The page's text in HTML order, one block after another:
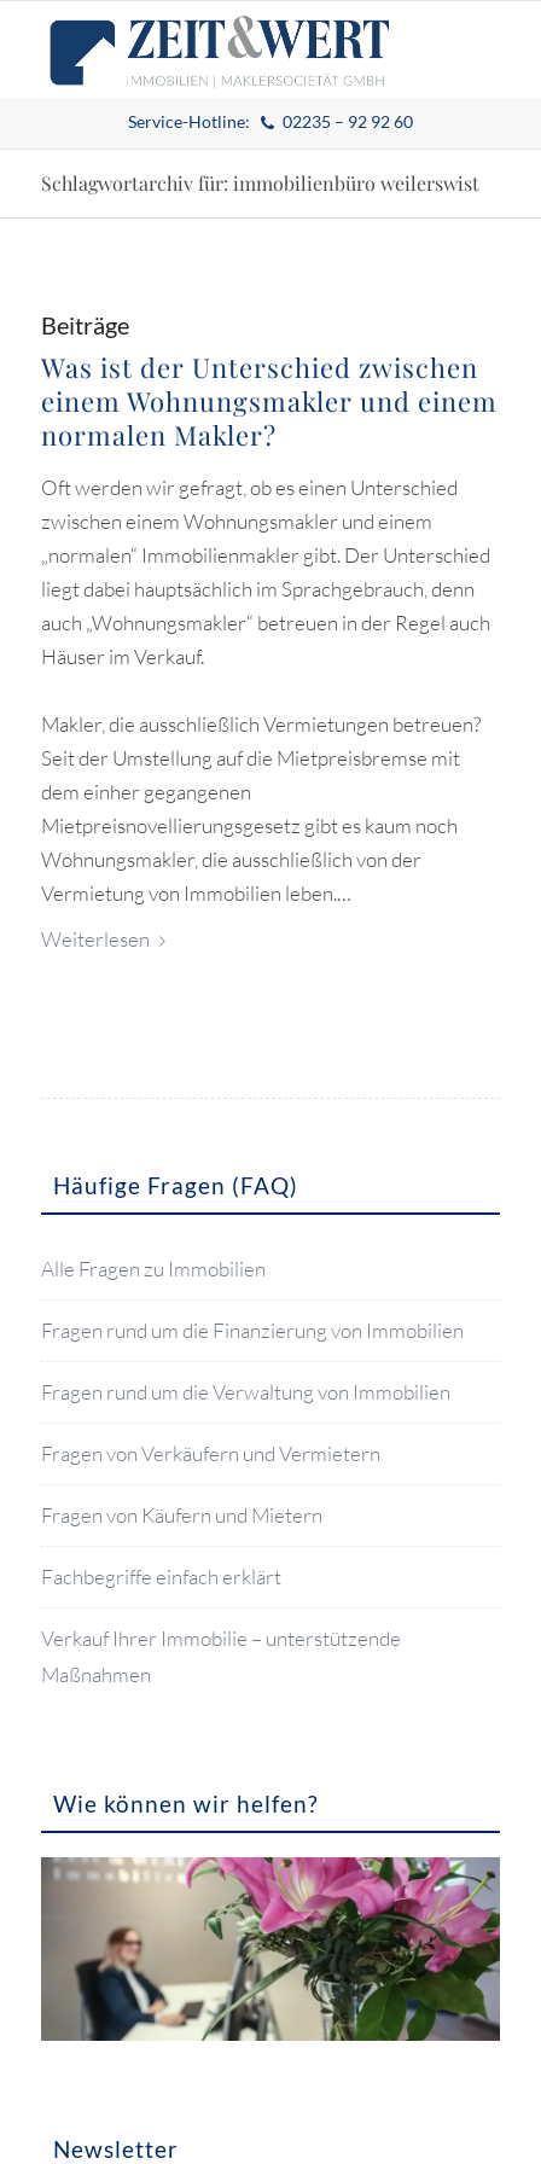
Service-Hotline: 02235 – 92 92 60
Schlagwortarchiv für: immobilienbüro weilerswist
Beiträge
Was ist der Unterschied zwischen
einem Wohnungsmakler und einem
normalen Makler?
Oft werden wir gefragt, ob es einen Unterschied
zwischen einem Wohnungsmakler und einem
„normalen“ Immobilienmakler gibt. Der Unterschied
liegt dabei hauptsächlich im Sprachgebrauch, denn
auch „Wohnungsmakler“ betreuen in der Regel auch
Häuser im Verkauf.
Makler, die ausschließlich Vermietungen betreuen?
Seit der Umstellung auf die Mietpreisbremse mit
dem einher gegangenen
Mietpreisnovellierungsgesetz gibt es kaum noch
Wohnungsmakler, die ausschließlich von der
Vermietung von Immobilien leben.…
Weiterlesen
Häufige Fragen (FAQ)
Alle Fragen zu Immobilien
Fragen rund um die Finanzierung von Immobilien
Fragen rund um die Verwaltung von Immobilien
Fragen von Verkäufern und Vermietern
Fragen von Käufern und Mietern
Fachbegriffe einfach erklärt
Verkauf Ihrer Immobilie – unterstützende
Maßnahmen
Wie können wir helfen?
Newsletter